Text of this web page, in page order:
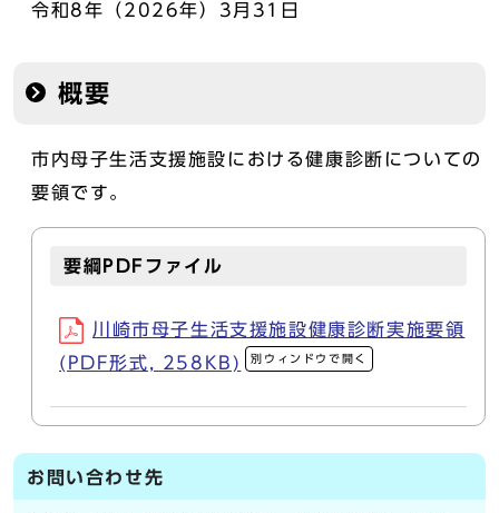
令和8年（2026年）3月31日
概要
市内母子生活支援施設における健康診断についての
要領です。
要綱PDFファイル
川崎市母子生活支援施設健康診断実施要領
(PDF形式, 258KB)
別ウィンドウで開く
お問い合わせ先